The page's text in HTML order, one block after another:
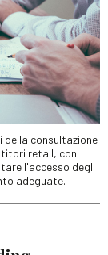
della consultazione
retail, con
l'accesso degli
adeguate.